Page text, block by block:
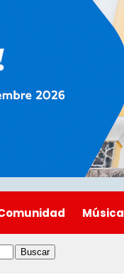
Música